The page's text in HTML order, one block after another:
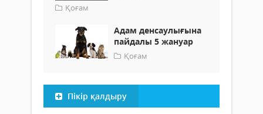
Қоғам
Адам денсаулығына
пайдалы 5 жануар
Қоғам
Пікір қалдыру